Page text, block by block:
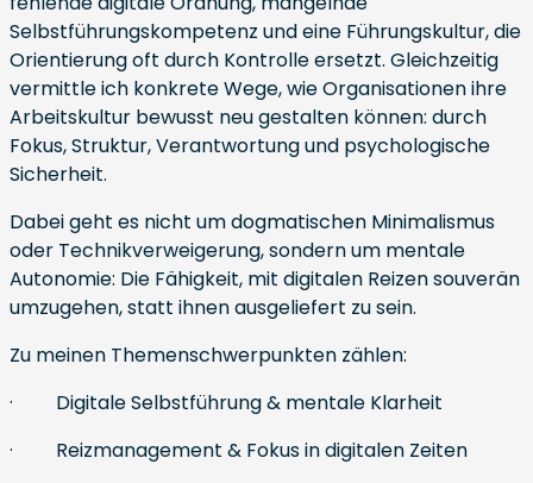
Selbstführungskompetenz und eine Führungskultur, die
Orientierung oft durch Kontrolle ersetzt. Gleichzeitig
vermittle ich konkrete Wege, wie Organisationen ihre
Arbeitskultur bewusst neu gestalten können: durch
Fokus, Struktur, Verantwortung und psychologische
Sicherheit.
Dabei geht es nicht um dogmatischen Minimalismus
oder Technikverweigerung, sondern um mentale
Autonomie: Die Fähigkeit, mit digitalen Reizen souverän
umzugehen, statt ihnen ausgeliefert zu sein.
Zu meinen Themenschwerpunkten zählen:
· Digitale Selbstführung & mentale Klarheit
· Reizmanagement & Fokus in digitalen Zeiten